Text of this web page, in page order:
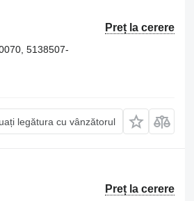
Preț la cerere
5138507-
legătura cu vânzătorul
Preț la cerere